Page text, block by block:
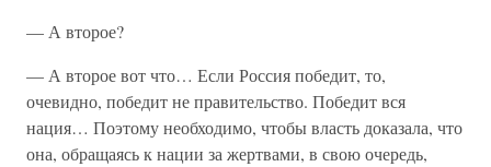
— А второе?
— А второе вот что… Если Россия победит, то,
очевидно, победит не правительство. Победит вся
нация… Поэтому необходимо, чтобы власть доказала, что
она, обращаясь к нации за жертвами, в свою очередь,